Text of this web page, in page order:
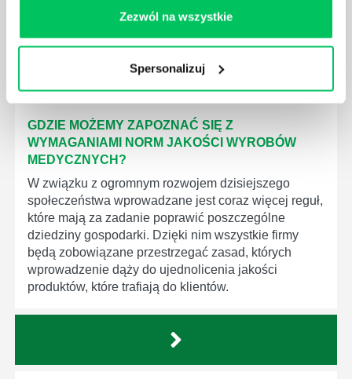
Zezwól na wszystkie
Spersonalizuj
odpowiemy pokrótce poniżej.
GDZIE MOŻEMY ZAPOZNAĆ SIĘ Z
WYMAGANIAMI NORM JAKOŚCI WYROBÓW
MEDYCZNYCH?
W związku z ogromnym rozwojem dzisiejszego
społeczeństwa wprowadzane jest coraz więcej reguł,
które mają za zadanie poprawić poszczególne
dziedziny gospodarki. Dzięki nim wszystkie firmy
będą zobowiązane przestrzegać zasad, których
wprowadzenie dąży do ujednolicenia jakości
produktów, które trafiają do klientów.